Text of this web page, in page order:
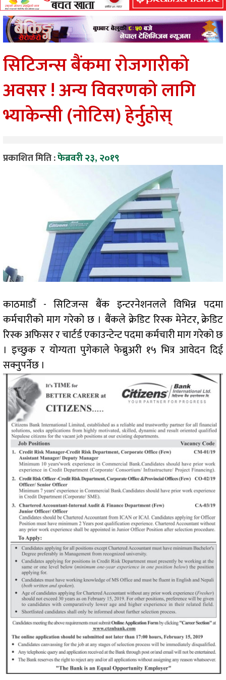
सिटिजन्स बैंकमा रोजगारीको
अवसर ! अन्य विवरणको लागि
भ्याकेन्सी (नोटिस) हेर्नुहोस्
प्रकाशित मिति :फेब्रवरी २३, २०१९
काठमाडौं - सिटिजन्स बैंक इन्टरनेशनलले विभिन्न पदमा
कर्मचारीको माग गरेको छ । बैंकले क्रेडिट रिस्क मेनेटर, क्रेडिट
रिस्क अफिसर र चार्टर्ड एकाउन्टेन्ट पदमा कर्मचारी माग गरेको छ
। इच्छुक र योग्यता पुगेकाले फेब्रुअरी १५ भित्र आवेदन दिई
सक्नुपर्नेछ ।